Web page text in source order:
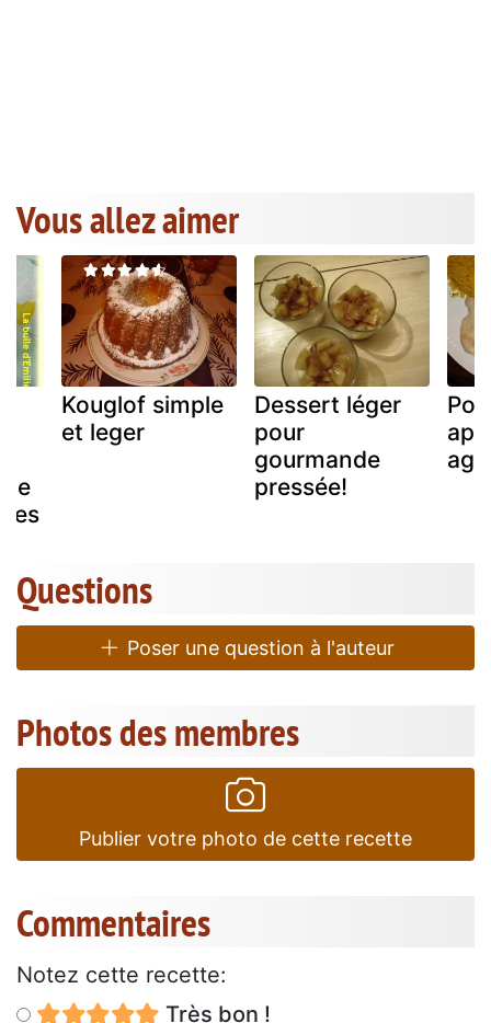
Vous allez aimer
Kouglof simple
et leger
Dessert léger
pour
gourmande
pressée!
Questions
Poser une question à l'auteur
Photos des membres
Publier votre photo de cette recette
Commentaires
Notez cette recette:
Très bon !